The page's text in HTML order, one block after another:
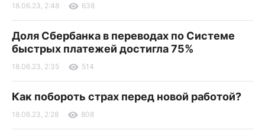
18.06.23, 2:48 638
Доля Сбербанка в переводах по Системе
быстрых платежей достигла 75%
18.06.23, 2:35 514
Как побороть страх перед новой работой?
18.06.23, 2:28 808